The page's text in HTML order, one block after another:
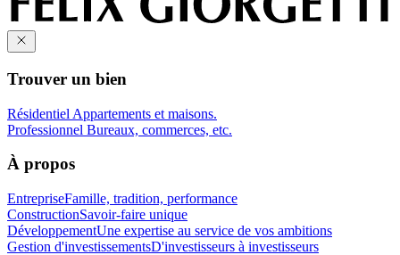
Trouver un bien
Résidentiel Appartements et maisons.
Professionnel Bureaux, commerces, etc.
À propos
EntrepriseFamille, tradition, performance
ConstructionSavoir-faire unique
DéveloppementUne expertise au service de vos ambitions
Gestion d'investissementsD'investisseurs à investisseurs